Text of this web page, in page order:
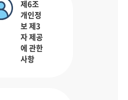
제6조
개인정
보 제3
자 제공
에 관한
사항